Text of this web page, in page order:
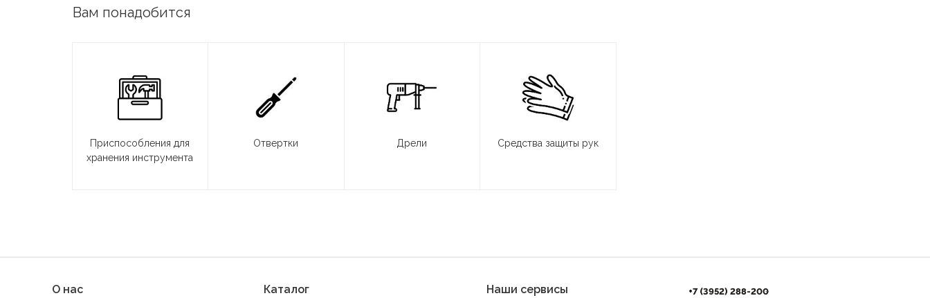
Вам понадобится
Приспособления для
хранения инструмента
Отвертки Дрели Средства защиты рук
О нас Каталог Наши сервисы +7 (3952) 288-200